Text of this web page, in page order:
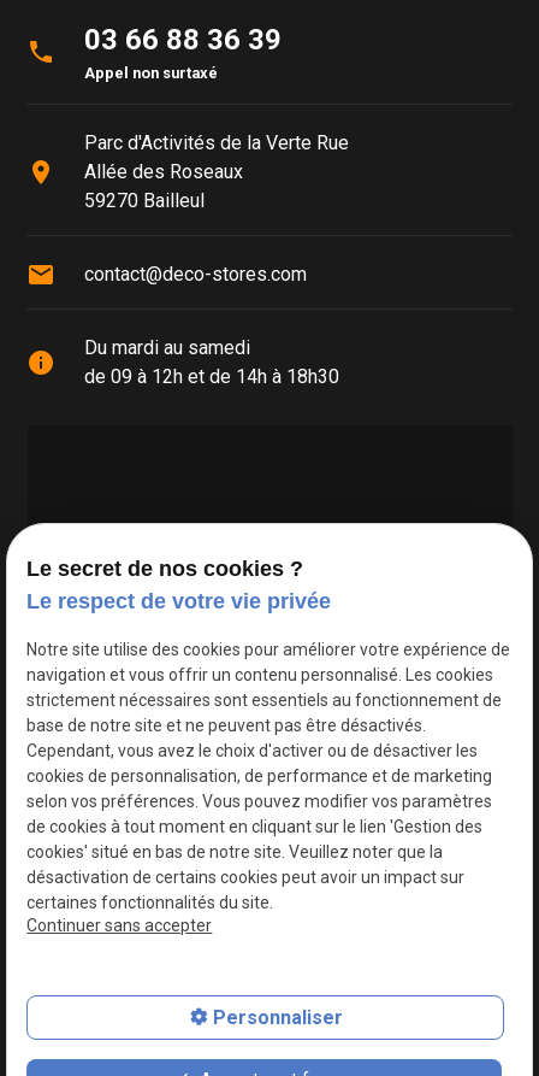
phone 03 66 88 36 39
Appel non surtaxé
place
Parc d'Activités de la Verte Rue
Allée des Roseaux
59270 Bailleul
mail contact@deco-stores.com
info
Du mardi au samedi
de 09 à 12h et de 14h à 18h30
Google Maps Search API est désactivé.
Plan du site
Mentions légales
Le secret de nos cookies ?
Le respect de votre vie privée
Notre site utilise des cookies pour améliorer votre expérience de
navigation et vous offrir un contenu personnalisé. Les cookies
strictement nécessaires sont essentiels au fonctionnement de
base de notre site et ne peuvent pas être désactivés.
Cependant, vous avez le choix d'activer ou de désactiver les
cookies de personnalisation, de performance et de marketing
selon vos préférences. Vous pouvez modifier vos paramètres
de cookies à tout moment en cliquant sur le lien 'Gestion des
cookies' situé en bas de notre site. Veuillez noter que la
désactivation de certains cookies peut avoir un impact sur
certaines fonctionnalités du site.
Continuer sans accepter
Personnaliser